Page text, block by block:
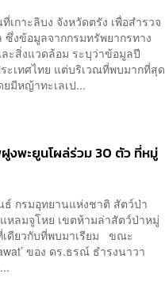
เกาะลิบง จังหวัดตรัง เพื่อสำรวจ
งข้อมูลจากกรมทรัพยากรทาง
ะสิ่งแวดล้อม ระบุว่าข้อมูลปี
ะเทศไทย แต่บริเวณที่พบมากที่สุด
มีหญ้าทะเลเป...
งพะยูนโผล่ร่วม 30 ตัว ที่หมู่
ธ์ กรมอุทยานแห่งชาติ สัตว์ป่า
หลมจูโหย เขตห้ามล่าสัตว์ป่าหมู่
เดียวกับที่พบมาเรียม ขณะ
ของ ดร.ธรณ์ ธำรงนาวา